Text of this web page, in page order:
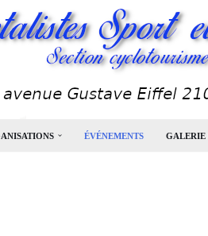
ÉVÉNEMENTS GALERIE